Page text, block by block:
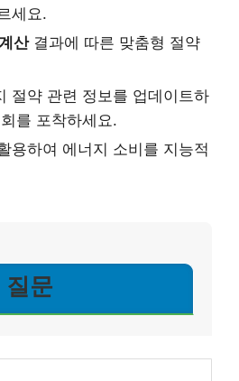
세요.
산결과에 따른 맞춤형 절약
절약 관련 정보를 업데이트하
를 포착하세요.
용하여 에너지 소비를 지능적
질문